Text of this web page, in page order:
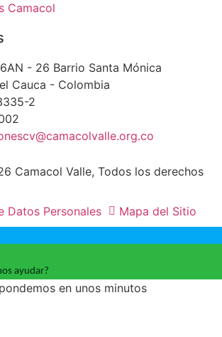
Camacol
- 26 Barrio Santa Mónica
Cauca - Colombia
2
Camacol Valle, Todos los derechos
Datos Personales
Mapa del Sitio
ayudar?
en unos minutos